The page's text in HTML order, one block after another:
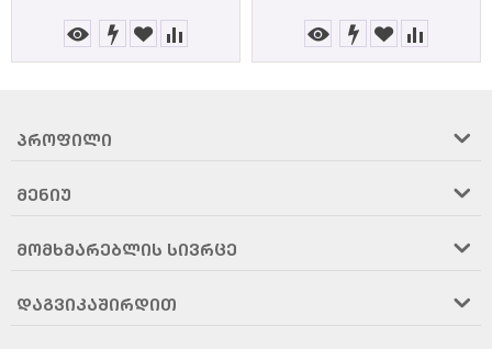
ᲞᲠᲝᲤᲘᲚᲘ
ᲛᲔᲜᲘᲣ
ᲛᲝᲛᲮᲛᲐᲠᲔᲑᲚᲘᲡ ᲡᲘᲕᲠᲪᲔ
ᲓᲐᲒᲕᲘᲙᲐᲨᲘᲠᲓᲘᲗ